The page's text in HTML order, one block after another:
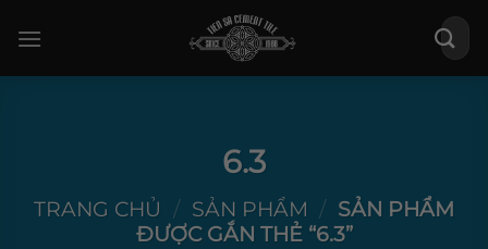
qua
Tìm
kiếm:
6.3
TRANG CHỦ / SẢN PHẨM / SẢN PHẨM
ĐƯỢC GẮN THẺ “6.3”